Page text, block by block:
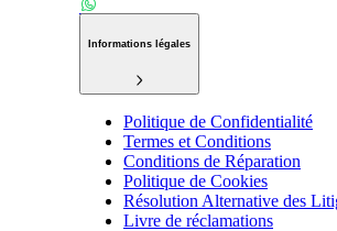
Informations légales
Politique de Confidentialité
Termes et Conditions
Conditions de Réparation
Politique de Cookies
Résolution Alternative des
Livre de réclamations